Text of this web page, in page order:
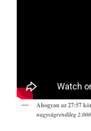
Ahogyan az 27:57
nagyságrendileg